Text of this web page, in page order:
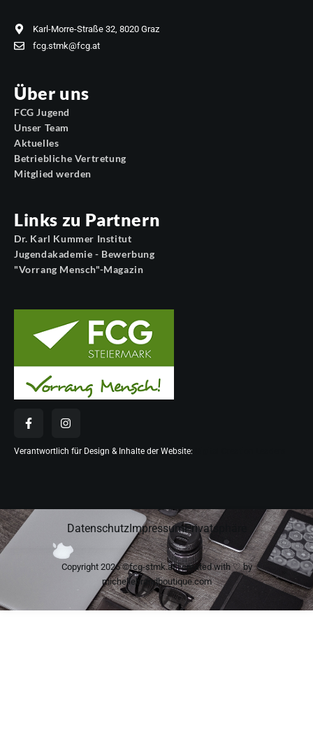
Karl-Morre-Straße 32, 8020 Graz
fcg.stmk@fcg.at
Über uns
FCG Jugend
Unser Team
Aktuelles
Betriebliche Vertretung
Mitglied werden
Links zu Partnern
Dr. Karl Kummer Institut
Jugendakademie - Bewerbung
"Vorrang Mensch"-Magazin
Verantwortlich für Design & Inhalte der Website:
Copyright 2026 ©fcg-stmk.at | created with ♡ by
michellebrandboutique.com
DatenschutzImpressumPrivatsphäre